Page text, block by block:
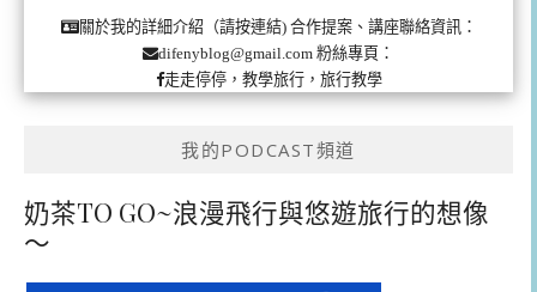
關於我的詳細介紹（請按連結)合作提案、講座聯絡資訊：
difenyblog@gmail.com 粉絲專頁：
走走停停，教學旅行，旅行教學
我的PODCAST頻道
奶茶TO GO~浪漫飛行與悠遊旅行的想像
～